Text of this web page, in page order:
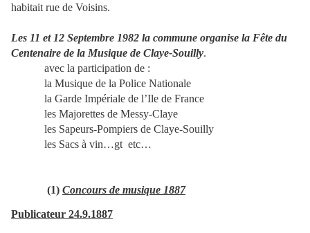
habitait rue de Voisins.
Les 11 et 12 Septembre 1982 la commune organise la Fête du
Centenaire de la Musique de Claye-Souilly.
avec la participation de :
la Musique de la Police Nationale
la Garde Impériale de l’Ile de France
les Majorettes de Messy-Claye
les Sapeurs-Pompiers de Claye-Souilly
les Sacs à vin…gt etc…
(1) Concours de musique 1887
Publicateur 24.9.1887